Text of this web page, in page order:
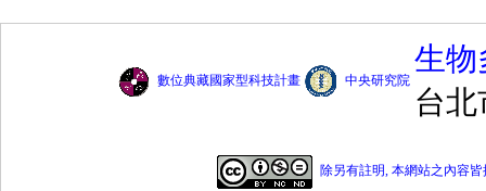
數位典藏國家型科技計畫 中央研究院
生物
台北
除另有註明, 本網站之內容